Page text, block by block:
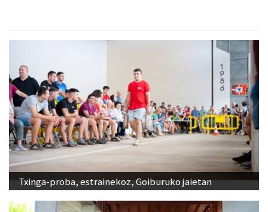
Txinga-proba, estrainekoz, Goiburuko jaietan